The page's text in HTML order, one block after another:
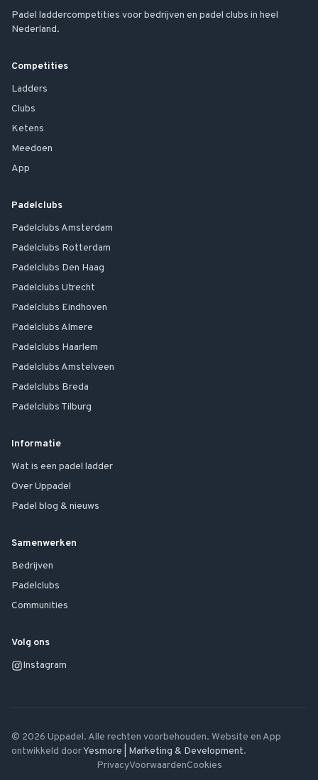
Padel laddercompetities voor bedrijven en padel clubs in heel
Nederland.
Competities
Ladders
Clubs
Ketens
Meedoen
App
Padelclubs
Padelclubs Amsterdam
Padelclubs Rotterdam
Padelclubs Den Haag
Padelclubs Utrecht
Padelclubs Eindhoven
Padelclubs Almere
Padelclubs Haarlem
Padelclubs Amstelveen
Padelclubs Breda
Padelclubs Tilburg
Informatie
Wat is een padel ladder
Over Uppadel
Padel blog & nieuws
Samenwerken
Bedrijven
Padelclubs
Communities
Volg ons
Instagram
© 2026 Uppadel. Alle rechten voorbehouden. Website en App
ontwikkeld doorYesmore | Marketing & Development.
PrivacyVoorwaardenCookies